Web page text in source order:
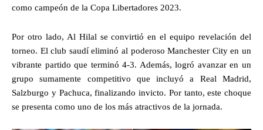
como campeón de la Copa Libertadores 2023.
Por otro lado, Al Hilal se convirtió en el equipo revelación del
torneo. El club saudí eliminó al poderoso Manchester City en un
vibrante partido que terminó 4-3. Además, logró avanzar en un
grupo sumamente competitivo que incluyó a Real Madrid,
Salzburgo y Pachuca, finalizando invicto. Por tanto, este choque
se presenta como uno de los más atractivos de la jornada.